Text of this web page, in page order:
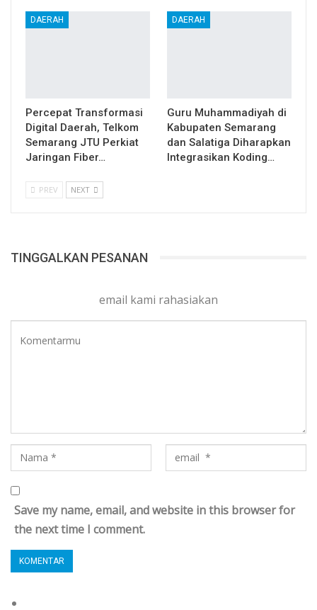
DAERAH
Percepat Transformasi
Digital Daerah, Telkom
Semarang JTU Perkiat
Jaringan Fiber…
DAERAH
Guru Muhammadiyah di
Kabupaten Semarang
dan Salatiga Diharapkan
Integrasikan Koding…
PREV NEXT
TINGGALKAN PESANAN
email kami rahasiakan
Save my name, email, and website in this browser for
the next time I comment.